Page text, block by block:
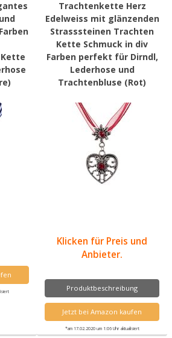
Trachtenkette Herz
Edelweiss mit glänzenden
Strasssteinen Trachten
Kette Schmuck in div
Farben perfekt für Dirndl,
Lederhose und
Trachtenbluse (Rot)
Klicken für Preis und
Anbieter.
Produktbeschreibung
Jetzt bei Amazon kaufen
*am 17.02.2020 um 1:06 Uhr aktualisiert